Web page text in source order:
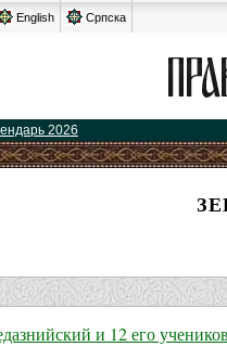
English Српска
2026
и 12 его